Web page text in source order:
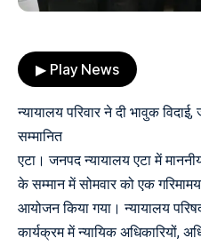
▶ Play News
न्यायालय परिवार ने दी भावुक
सम्मानित
एटा। जनपद न्यायालय एटा में
के सम्मान में सोमवार को एक
आयोजन किया गया। न्यायालय
कार्यक्रम में न्यायिक अधिकारियों,